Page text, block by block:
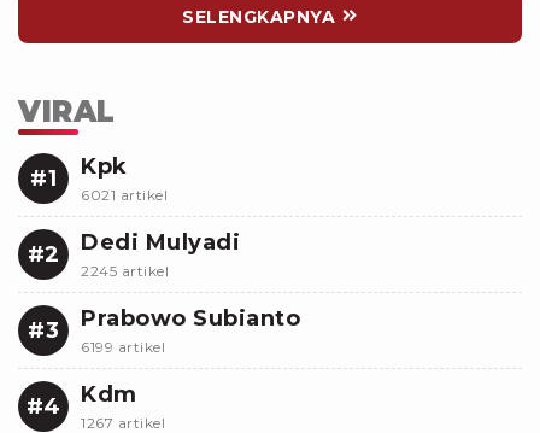
SELENGKAPNYA
VIRAL
#1 Kpk
6021 artikel
#2 Dedi Mulyadi
2245 artikel
#3 Prabowo Subianto
6199 artikel
#4 Kdm
1267 artikel